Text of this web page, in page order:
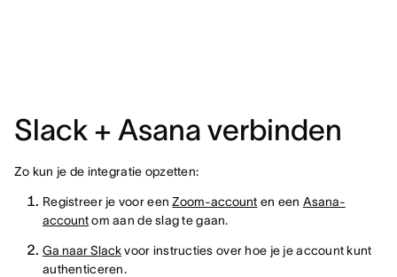
Slack + Asana verbinden
Zo kun je de integratie opzetten:
Registreer je voor eenZoom-account en een Asana-
accountom aan de slag te gaan.
Ga naar Slackvoor instructies over hoe je je account kunt
authenticeren.